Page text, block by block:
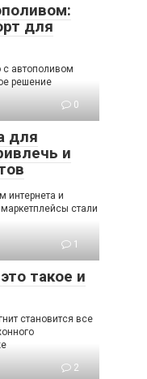
для
с автополивом
решение
0
для
и
интернета и
стали
1
такое и
становится все
2